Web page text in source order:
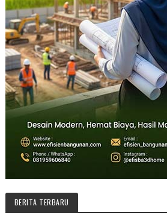
BERITA TERBARU